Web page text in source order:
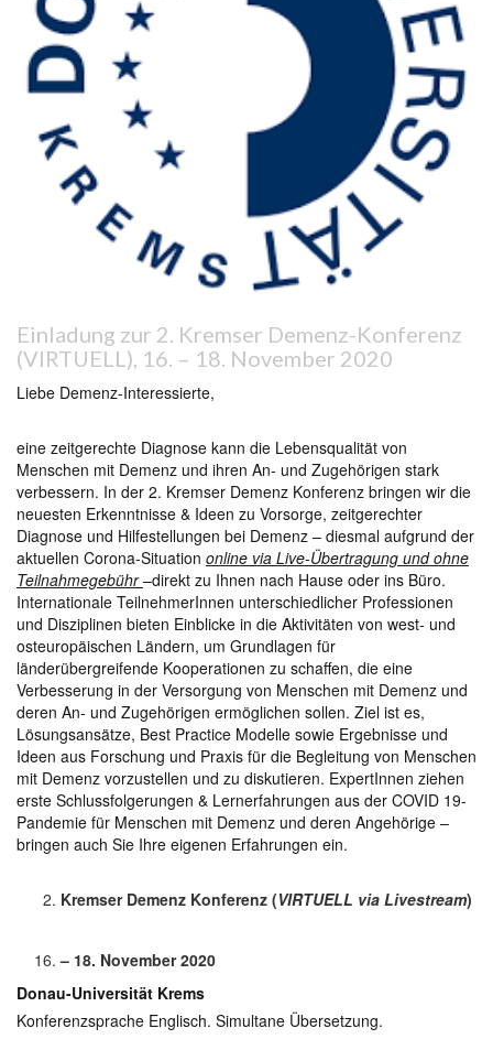
Einladung zur 2. Kremser Demenz-Konferenz
(VIRTUELL), 16. – 18. November 2020
Liebe Demenz-Interessierte,
eine zeitgerechte Diagnose kann die Lebensqualität von
Menschen mit Demenz und ihren An- und Zugehörigen stark
verbessern. In der 2. Kremser Demenz Konferenz bringen wir die
neuesten Erkenntnisse & Ideen zu Vorsorge, zeitgerechter
Diagnose und Hilfestellungen bei Demenz – diesmal aufgrund der
aktuellen Corona-Situation online via Live-Übertragung und ohne
Teilnahmegebühr–direkt zu Ihnen nach Hause oder ins Büro.
Internationale TeilnehmerInnen unterschiedlicher Professionen
und Disziplinen bieten Einblicke in die Aktivitäten von west- und
osteuropäischen Ländern, um Grundlagen für
länderübergreifende Kooperationen zu schaffen, die eine
Verbesserung in der Versorgung von Menschen mit Demenz und
deren An- und Zugehörigen ermöglichen sollen. Ziel ist es,
Lösungsansätze, Best Practice Modelle sowie Ergebnisse und
Ideen aus Forschung und Praxis für die Begleitung von Menschen
mit Demenz vorzustellen und zu diskutieren. ExpertInnen ziehen
erste Schlussfolgerungen & Lernerfahrungen aus der COVID 19-
Pandemie für Menschen mit Demenz und deren Angehörige –
bringen auch Sie Ihre eigenen Erfahrungen ein.
Kremser Demenz Konferenz (VIRTUELL via Livestream)
– 18. November 2020
Donau-Universität Krems
Konferenzsprache Englisch. Simultane Übersetzung.